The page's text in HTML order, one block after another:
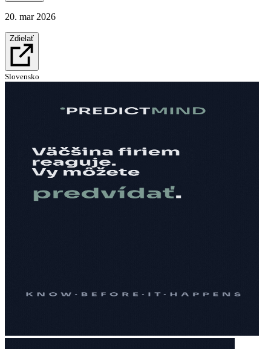
20. mar 2026
Zdielať
Slovensko